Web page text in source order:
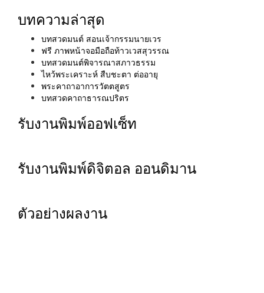
บทความล่าสุด
บทสวดมนต์ สอนเจ้ากรรมนายเวร
ฟรี ภาพหน้าจอมือถือท้าวเวสสุวรรณ
บทสวดมนต์พิจารณาสภาวธรรม
ไหว้พระเคราะห์ สืบชะตา ต่ออายุ
พระคาถาอาการวัตตสูตร
บทสวดคาถาธารณปริตร
รับงานพิมพ์ออฟเซ็ท
รับงานพิมพ์ดิจิตอล ออนดิมาน
ตัวอย่างผลงาน